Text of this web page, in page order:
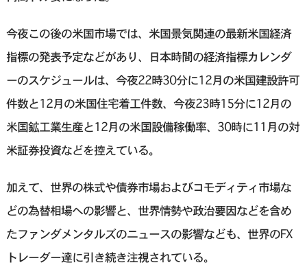
今夜この後の米国市場では、米国景気関連の最新米国経済
指標の発表予定などがあり、日本時間の経済指標カレンダ
ーのスケジュールは、今夜22時30分に12月の米国建設許可
件数と12月の米国住宅着工件数、今夜23時15分に12月の
米国鉱工業生産と12月の米国設備稼働率、30時に11月の対
米証券投資などを控えている。
加えて、世界の株式や債券市場およびコモディティ市場な
どの為替相場への影響と、世界情勢や政治要因などを含め
たファンダメンタルズのニュースの影響なども、世界のFX
トレーダー達に引き続き注視されている。